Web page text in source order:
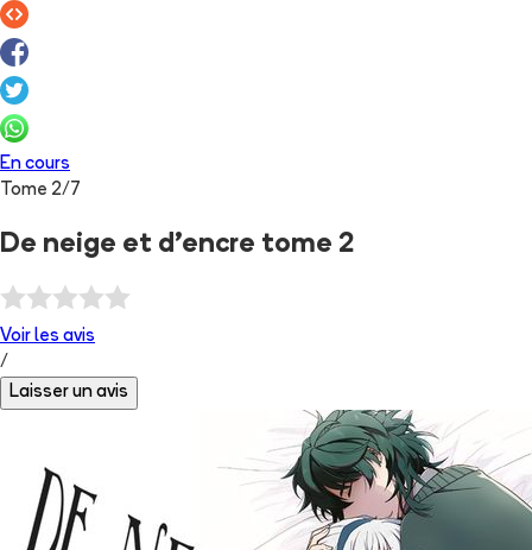
En cours
Tome 2/ 7
De neige et d'encre tome 2
Voir les avis
/
Laisser un avis